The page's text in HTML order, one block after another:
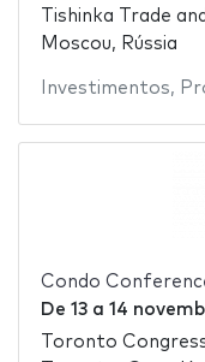
Tishinka Trade
Moscou, Rússia
Investimentos,
Condo
De 13a 14
Toronto